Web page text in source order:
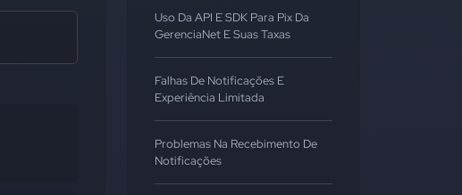
Uso Da API E SDK Para Pix Da
GerenciaNet E Suas Taxas
Falhas De Notificações E
Experiência Limitada
Problemas Na Recebimento De
Notificações